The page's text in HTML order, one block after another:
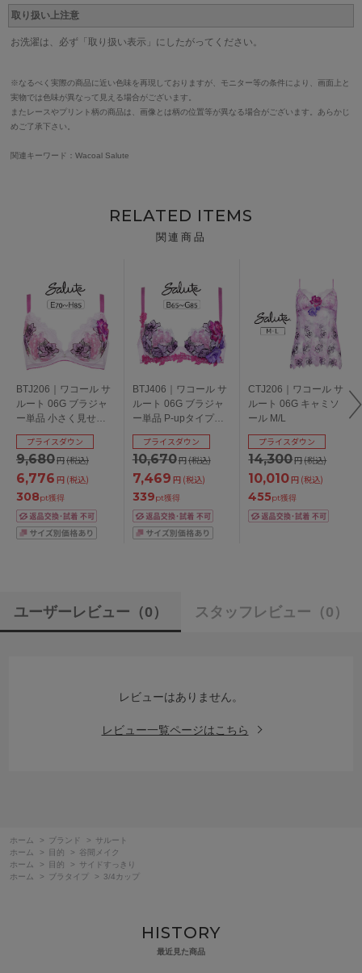
取り扱い上注意
お洗濯は、必ず「取り扱い表示」にしたがってください。
※なるべく実際の商品に近い色味を再現しておりますが、モニター等の条件により、画面上と
実物では色味が異なって見える場合がございます。
またレースやプリント柄の商品は、画像とは柄の位置等が異なる場合がございます。あらかじ
めご了承下さい。
関連キーワード：Wacoal Salute
RELATED ITEMS
関連商品
BTJ206｜ワコール サ
ルート 06G ブラジャ
ー単品 小さく見せる
ブラ EFGHカップ ア
ンダー70/75/80/85cm
9,680円(税込)
プライスダウン
6,776 円 (税込)
308pt獲得
BTJ406｜ワコール サ
ルート 06G ブラジャ
ー単品 P-upタイプ
BCDEFGカップ アン
ダー65/70/75/80/85cm
10,670円(税込)
プライスダウン
7,469 円 (税込)
339pt獲得
CTJ206｜ワコール サ
ルート 06G キャミソ
ール M/L
14,300円(税込)
プライスダウン
10,010円 (税込)
455pt獲得
ユーザーレビュー （0） スタッフレビュー （0）
レビューはありません。
レビュー一覧ページはこちら
ホーム > ブランド >
サルート
ホーム
> 目的 >
谷間メイク
ホーム
> 目的 >
サイドすっきり
ホーム
> ブラタイプ > 3/4カップ
HISTORY
最近見た商品